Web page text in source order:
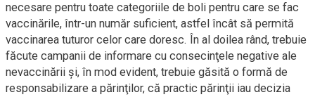
necesare pentru toate categoriile de boli pentru care se fac
vaccinările, într-un număr suficient, astfel încât să permită
vaccinarea tuturor celor care doresc. În al doilea rând, trebuie
făcute campanii de informare cu consecinţele negative ale
nevaccinării şi, în mod evident, trebuie găsită o formă de
responsabilizare a părinţilor, că practic părinţii iau decizia